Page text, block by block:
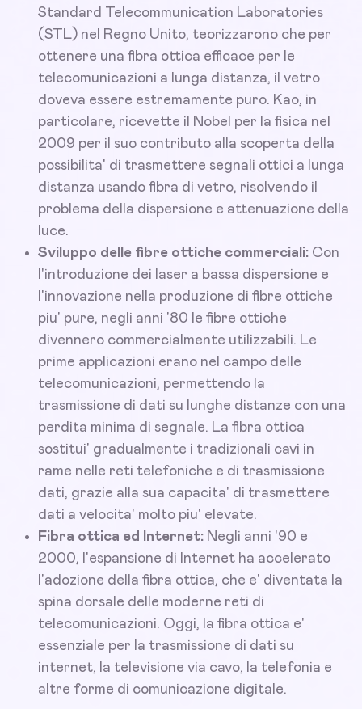
Standard Telecommunication Laboratories
(STL) nel Regno Unito, teorizzarono che per
ottenere una fibra ottica efficace per le
telecomunicazioni a lunga distanza, il vetro
doveva essere estremamente puro. Kao, in
particolare, ricevette il Nobel per la fisica nel
2009 per il suo contributo alla scoperta della
possibilita' di trasmettere segnali ottici a lunga
distanza usando fibra di vetro, risolvendo il
problema della dispersione e attenuazione della
luce.
Sviluppo delle fibre ottiche commerciali: Con
l'introduzione dei laser a bassa dispersione e
l'innovazione nella produzione di fibre ottiche
piu' pure, negli anni '80 le fibre ottiche
divennero commercialmente utilizzabili. Le
prime applicazioni erano nel campo delle
telecomunicazioni, permettendo la
trasmissione di dati su lunghe distanze con una
perdita minima di segnale. La fibra ottica
sostitui' gradualmente i tradizionali cavi in
rame nelle reti telefoniche e di trasmissione
dati, grazie alla sua capacita' di trasmettere
dati a velocita' molto piu' elevate.
Fibra ottica ed Internet: Negli anni '90 e
2000, l'espansione di Internet ha accelerato
l'adozione della fibra ottica, che e' diventata la
spina dorsale delle moderne reti di
telecomunicazioni. Oggi, la fibra ottica e'
essenziale per la trasmissione di dati su
internet, la televisione via cavo, la telefonia e
altre forme di comunicazione digitale.